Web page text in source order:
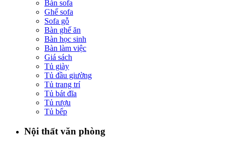
Bàn sofa
Ghế sofa
Sofa gỗ
Bàn ghế ăn
Bàn học sinh
Bàn làm việc
Giá sách
Tủ giày
Tủ đầu giường
Tủ trang trí
Tủ bát đĩa
Tủ rượu
Tủ bếp
Nội thất văn phòng